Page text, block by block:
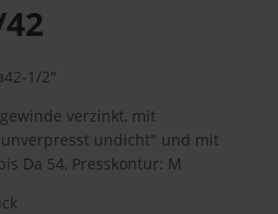
1/2"
verzinkt, mit
undicht" und mit
Da 54, Presskontur: M